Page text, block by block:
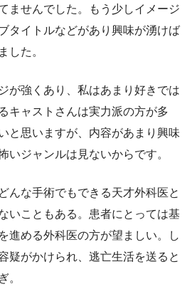
ませんでした。もう少しイメージ
タイトルなどがあり興味が湧けば
した。
が強くあり、私はあまり好きでは
キャストさんは実力派の方が多
と思いますが、内容があまり興味
いジャンルは見ないからです。
んな手術でもできる天才外科医と
いこともある。患者にとっては基
進める外科医の方が望ましい。し
疑がかけられ、逃亡生活を送ると
。